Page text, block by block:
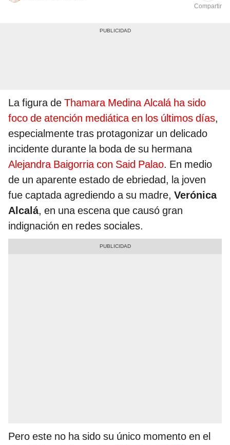
Compartir
La figura de Thamara Medina Alcalá ha sido
foco de atención mediática en los últimos días,
especialmente tras protagonizar un delicado
incidente durante la boda de su hermana
Alejandra Baigorria con Said Palao. En medio
de un aparente estado de ebriedad, la joven
fue captada agrediendo a su madre, Verónica
Alcalá, en una escena que causó gran
indignación en redes sociales.
Pero este no ha sido su único momento en el